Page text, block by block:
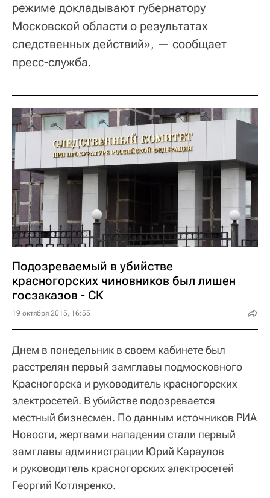
режиме докладывают губернатору
Московской области о результатах
следственных действий», — сообщает
пресс-служба.
Подозреваемый в убийстве
красногорских чиновников был лишен
госзаказов - СК
19 октября 2015, 16:55
Днем в понедельник в своем кабинете был
расстрелян первый замглавы подмосковного
Красногорска и руководитель красногорских
электросетей. В убийстве подозревается
местный бизнесмен. По данным источников РИА
Новости, жертвами нападения стали первый
замглавы администрации Юрий Караулов
и руководитель красногорских электросетей
Георгий Котляренко.